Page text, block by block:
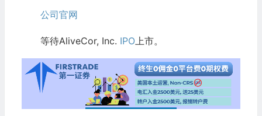
公司官网
等待AliveCor, Inc. IPO上市。